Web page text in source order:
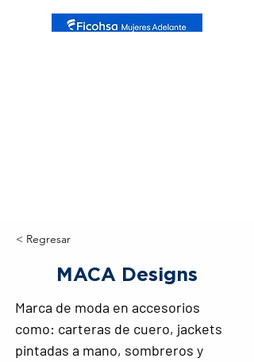
< Regresar
MACA Designs
Marca de moda en accesorios
como: carteras de cuero, jackets
pintadas a mano, sombreros y